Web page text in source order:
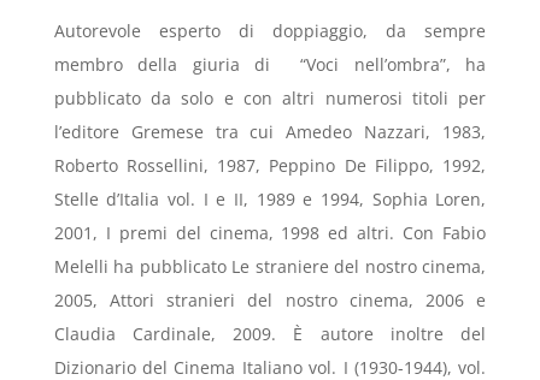
Autorevole esperto di doppiaggio, da sempre
membro della giuria di “Voci nell’ombra”, ha
pubblicato da solo e con altri numerosi titoli per
l’editore Gremese tra cui Amedeo Nazzari, 1983,
Roberto Rossellini, 1987, Peppino De Filippo, 1992,
Stelle d’Italia vol. I e II, 1989 e 1994, Sophia Loren,
2001, I premi del cinema, 1998 ed altri. Con Fabio
Melelli ha pubblicato Le straniere del nostro cinema,
2005, Attori stranieri del nostro cinema, 2006 e
Claudia Cardinale, 2009. È autore inoltre del
Dizionario del Cinema Italiano vol. I (1930-1944), vol.